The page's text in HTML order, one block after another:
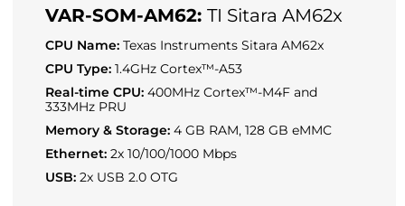
VAR-SOM-AM62: TI Sitara AM62x
CPU Name: Texas Instruments Sitara AM62x
CPU Type: 1.4GHz Cortex™-A53
Real-time CPU: 400MHz Cortex™-M4F and
333MHz PRU
Memory & Storage: 4 GB RAM, 128 GB eMMC
Ethernet: 2x 10/100/1000 Mbps
USB: 2x USB 2.0 OTG